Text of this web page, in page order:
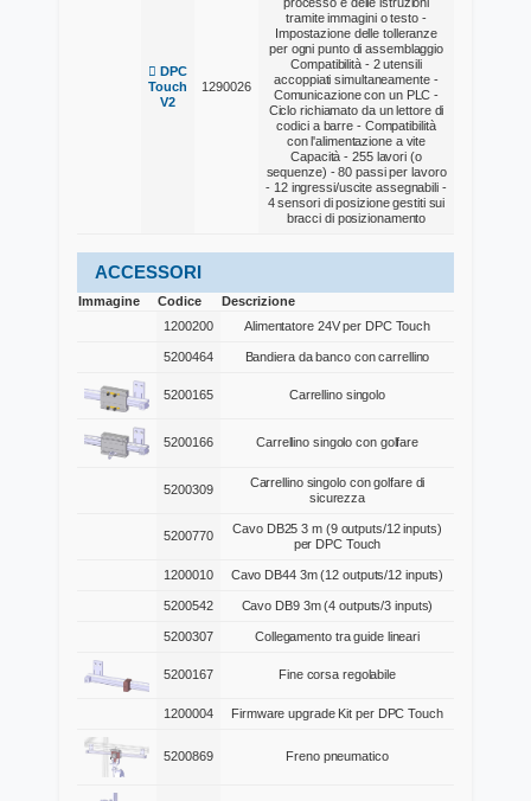
DPC
Touch
V2
1290026
tramite immagini o testo -
Impostazione delle tolleranze
per ogni punto di assemblaggio
Compatibilità - 2 utensili
accoppiati simultaneamente -
Comunicazione con un PLC -
Ciclo richiamato da un lettore di
codici a barre - Compatibilità
con l'alimentazione a vite
Capacità - 255 lavori (o
sequenze) - 80 passi per lavoro
- 12 ingressi/uscite assegnabili -
4 sensori di posizione gestiti sui
bracci di posizionamento
ACCESSORI
Immagine Codice
Descrizione
1200200
Alimentatore 24V per DPC Touch
5200464 Bandiera da banco con carrellino
5200165 Carrellino singolo
5200166 Carrellino singolo con golfare
5200309
Carrellino singolo con golfare di
sicurezza
5200770
Cavo DB25 3 m (9 outputs/12 inputs)
per DPC Touch
1200010 Cavo DB44 3m (12 outputs/12 inputs)
5200542 Cavo DB9 3m (4 outputs/3 inputs)
5200307 Collegamento tra guide lineari
5200167 Fine corsa regolabile
1200004 Firmware upgrade Kit per DPC Touch
5200869 Freno pneumatico